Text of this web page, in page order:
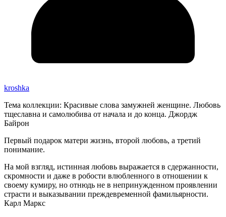
kroshka
Тема коллекции: Красивые слова замужней женщине. Любовь
тщеславна и самолюбива от начала и до конца. Джордж
Байрон
Первый подарок матери жизнь, второй любовь, а третий
понимание.
На мой взгляд, истинная любовь выражается в сдержанности,
скромности и даже в робости влюбленного в отношении к
своему кумиру, но отнюдь не в непринужденном проявлении
страсти и выказывании преждевременной фамильярности.
Карл Маркс